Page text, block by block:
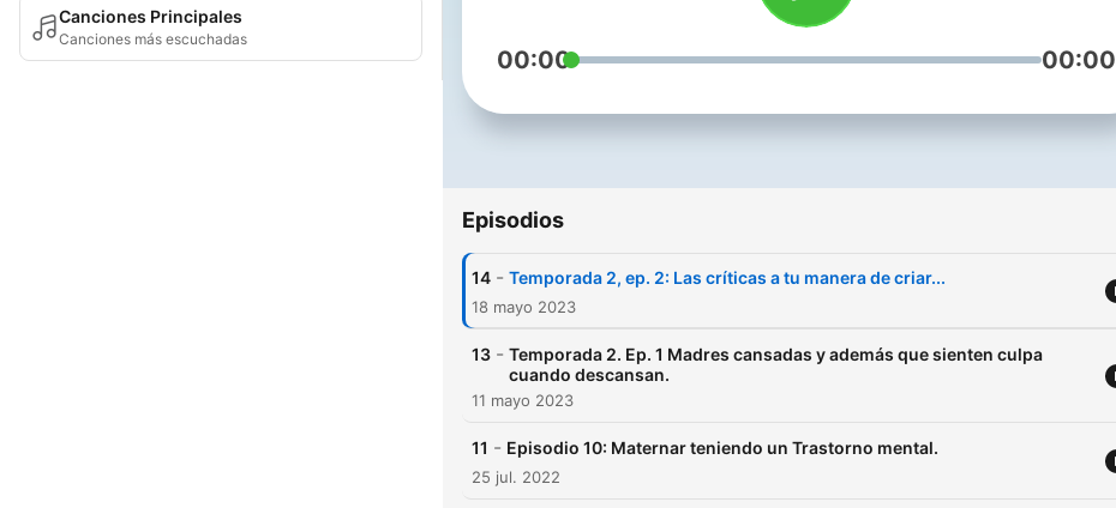
Canciones Principales
Canciones más escuchadas
00:00 00:00
Episodios
14 - Temporada 2, ep. 2: Las críticas a tu manera de criar...
18 mayo 2023
13 - Temporada 2. Ep. 1 Madres cansadas y además que sienten culpa
cuando descansan.
11 mayo 2023
11 - Episodio 10: Maternar teniendo un Trastorno mental.
25 jul. 2022